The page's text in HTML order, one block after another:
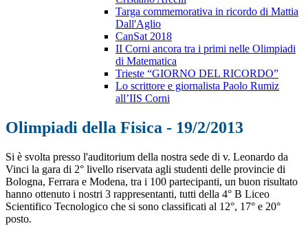
Targa commemorativa in ricordo di Mattia
Dall'Aglio
CanSat 2018
II Corni ancora tra i primi nelle Olimpiadi
di Matematica
Trieste “GIORNO DEL RICORDO”
Lo scrittore e giornalista Paolo Rumiz
all’IIS Corni
Olimpiadi della Fisica - 19/2/2013
Si è svolta presso l'auditorium della nostra sede di v. Leonardo da
Vinci la gara di 2° livello riservata agli studenti delle provincie di
Bologna, Ferrara e Modena, tra i 100 partecipanti, un buon risultato
hanno ottenuto i nostri 3 rappresentanti, tutti della 4° B Liceo
Scientifico Tecnologico che si sono classificati al 12°, 17° e 20°
posto.